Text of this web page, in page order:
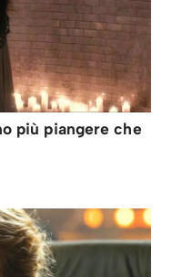
più piangere che